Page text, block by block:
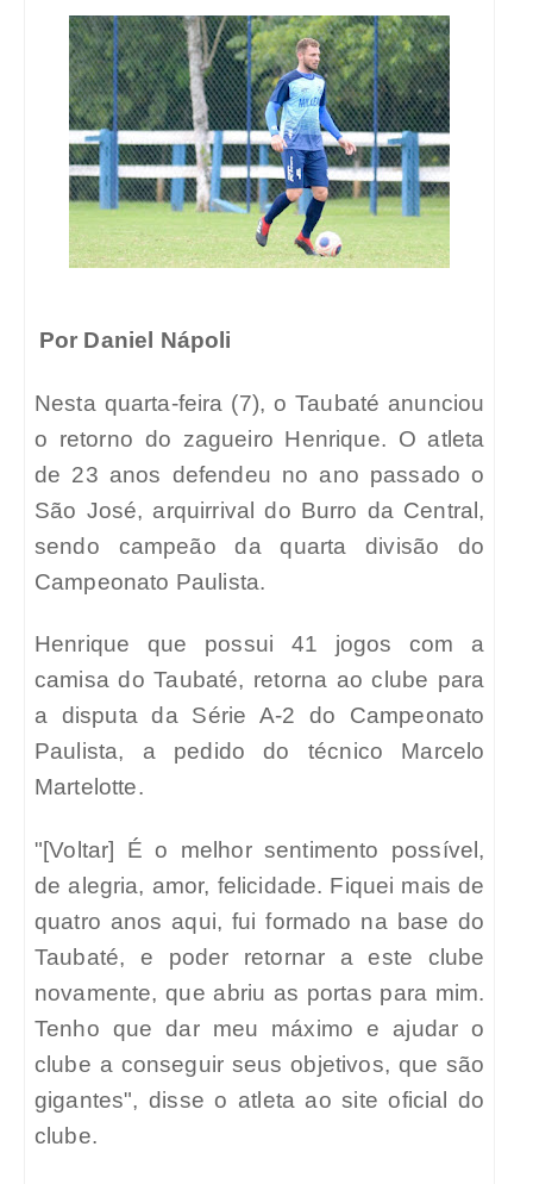
Por Daniel Nápoli
Nesta quarta-feira (7), o Taubaté anunciou
o retorno do zagueiro Henrique. O atleta
de 23 anos defendeu no ano passado o
São José, arquirrival do Burro da Central,
sendo campeão da quarta divisão do
Campeonato Paulista.
Henrique que possui 41 jogos com a
camisa do Taubaté, retorna ao clube para
a disputa da Série A-2 do Campeonato
Paulista, a pedido do técnico Marcelo
Martelotte.
"[Voltar] É o melhor sentimento possível,
de alegria, amor, felicidade. Fiquei mais de
quatro anos aqui, fui formado na base do
Taubaté, e poder retornar a este clube
novamente, que abriu as portas para mim.
Tenho que dar meu máximo e ajudar o
clube a conseguir seus objetivos, que são
gigantes", disse o atleta ao site oficial do
clube.